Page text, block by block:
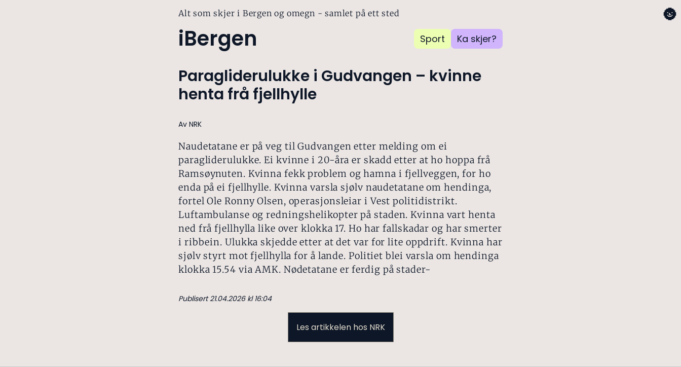
Alt som skjer i Bergen og omegn - samlet på ett sted
iBergen Sport Ka skjer?
🌚
Paragliderulukke i Gudvangen – kvinne
henta frå fjellhylle
Av NRK
Naudetatane er på veg til Gudvangen etter melding om ei
paragliderulukke. Ei kvinne i 20-åra er skadd etter at ho hoppa frå
Ramsøynuten. Kvinna fekk problem og hamna i fjellveggen, for ho
enda på ei fjellhylle. Kvinna varsla sjølv naudetatane om hendinga,
fortel Ole Ronny Olsen, operasjonsleiar i Vest politidistrikt.
Luftambulanse og redningshelikopter på staden. Kvinna vart henta
ned frå fjellhylla like over klokka 17. Ho har fallskadar og har smerter
i ribbein. Ulukka skjedde etter at det var for lite oppdrift. Kvinna har
sjølv styrt mot fjellhylla for å lande. Politiet blei varsla om hendinga
klokka 15.54 via AMK. Nødetatane er ferdig på stader-
Publisert 21.04.2026 kl 16:04
Les artikkelen hos NRK